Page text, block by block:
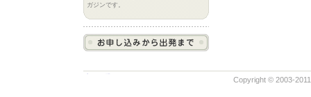
ガジンです。
Copyright © 2003-